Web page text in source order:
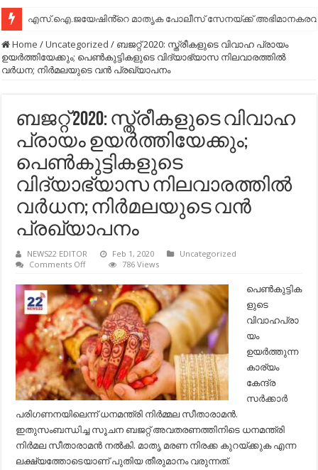
എസ്.ഐ.ജയേഷിൻ്റെ മാതൃക പോലീസ് സേനയ്ക്ക്
Home /Uncategorized / ബജറ്റ് 2020: സ്ത്രീകളുടെ വിവാഹ പ്രായം
ഉയര്‍ത്തിയേക്കും; പെണ്‍കുട്ടികളുടെ വിദ്യാഭ്യാസ നിലവാരത്തില്‍
വര്‍ധന; നിര്‍മലയുടെ വന്‍ പ്രഖ്യാപനം
ബജറ്റ് 2020: സ്ത്രീകളുടെ വിവാഹ
പ്രായം ഉയര്‍ത്തിയേക്കും;
പെണ്‍കുട്ടികളുടെ
വിദ്യാഭ്യാസ നിലവാരത്തില്‍
വര്‍ധന; നിര്‍മലയുടെ വന്‍
പ്രഖ്യാപനം
NEWS22 EDITOR Feb 1, 2020
Uncategorized
Comments Offon
2020:
സ്ത്രീകളുടെ
വിവാഹ
പ്രായം
ഉയര്‍ത്തിയേക്കും;
പെണ്‍കുട്ടികളുടെ
വിദ്യാഭ്യാസ
നിലവാരത്തില്‍
വര്‍ധന;
നിര്‍മലയുടെ
വന്‍
പ്രഖ്യാപനം
786 Views
പെണ്‍കുട്ടിക
ളുടെ
വിവാഹപ്രാ
യം
ഉയര്‍ത്തുന്ന
കാര്യം
കേന്ദ്ര
സര്‍ക്കാര്‍
പരിഗണനയിലെന്ന് ധനമന്ത്രി നിര്‍മ്മല സീതാരാമന്‍.
ഇതുസംബന്ധിച്ച സൂചന ബജറ്റ് അവതരണത്തിനിടെ ധനമന്ത്രി
നിര്‍മല സീതാരാമന്‍ നല്‍കി. മാതൃ മരണ നിരക്ക കുറയ്ക്കുക എന്ന
ലക്ഷ്യത്തോടെയാണ് പുതിയ തീരുമാനം വരുന്നത്.